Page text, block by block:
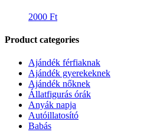
2000 Ft
Product categories
Ajándék férfiaknak
Ajándék gyerekeknek
Ajándék nőknek
Állatfigurás órák
Anyák napja
Autóillatosító
Babás